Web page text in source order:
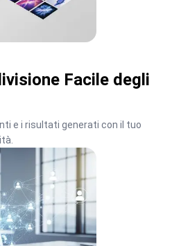
Facile degli
e i risultati generati con il tuo